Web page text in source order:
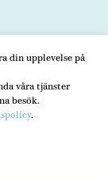
din upplevelse på
våra tjänster
besök.
.